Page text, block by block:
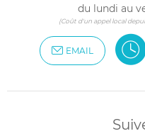
du lundi au
(Coût d'un appel local
EMAIL